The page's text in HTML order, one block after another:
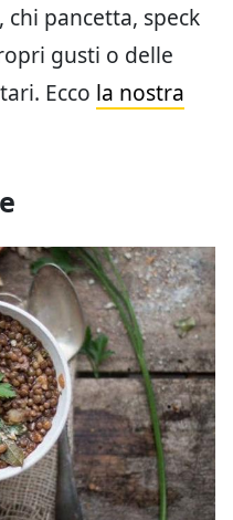
pancetta, speck
gusti o delle
Ecco la nostra